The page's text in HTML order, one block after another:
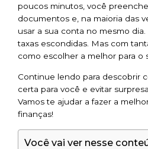
poucos minutos, você
documentos e, na maioria das
usar a sua conta no mesmo
taxas escondidas. Mas com
como escolher a melhor para o
Continue lendo para descobrir
certa para você e evitar
Vamos te ajudar a fazer a
finanças!
Você vai ver nesse